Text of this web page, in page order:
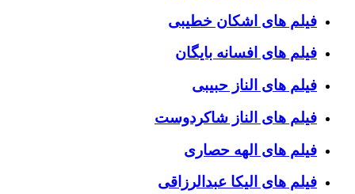
فیلم های اشکان خطیبی
فیلم های افسانه بایگان
فیلم های الناز حبیبی
فیلم های الناز شاکردوست
فیلم های الهه حصاری
فیلم های الیکا عبدالرزاقی